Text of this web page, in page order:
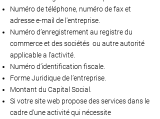
Numéro de téléphone, numéro de fax et
adresse e-mail de l'entreprise.
Numéro d’enregistrement au registre du
commerce et des sociétés ou autre autorité
applicable a l’activité.
Numéro d’identification fiscale.
Forme Juridique de l’entreprise.
Montant du Capital Social.
Si votre site web propose des services dans le
cadre d'une activité qui nécessite